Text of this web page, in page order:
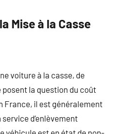
Mise à la Casse
voiture à la casse, de
la question du coût
France, il est généralement
d’enlèvement